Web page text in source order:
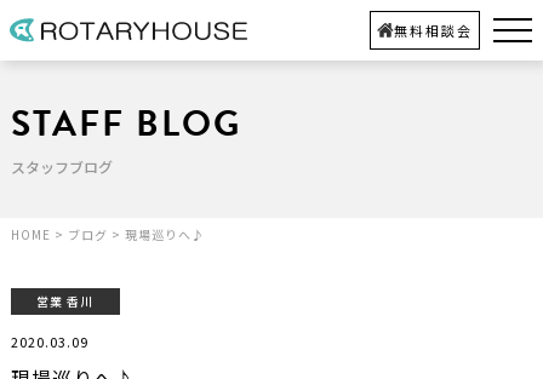
無料相談会
STAFF BLOG
スタッフブログ
HOME > ブログ > 現場巡りへ♪
営業 香川
2020.03.09